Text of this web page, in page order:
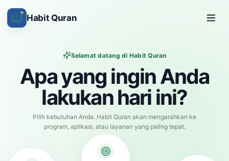
✦ Habit Quran
Selamat datang di Habit Quran
Apa yang ingin Anda
lakukan hari ini?
Pilih kebutuhan Anda. Habit Quran akan mengarahkan ke
program, aplikasi, atau layanan yang paling tepat.